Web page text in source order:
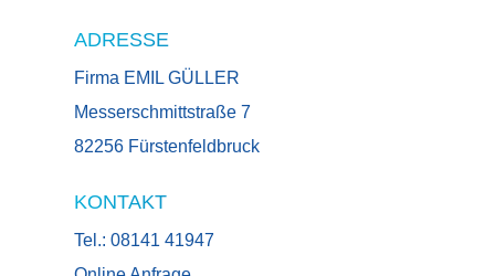
ADRESSE
Firma EMIL GÜLLER
Messerschmittstraße 7
82256 Fürstenfeldbruck
KONTAKT
Tel.: 08141 41947